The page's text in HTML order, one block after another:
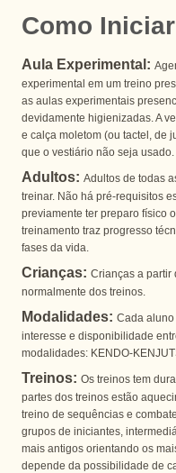
Como Iniciar
Aula Experimental:
experimental em um treino
as aulas experimentais
devidamente higienizadas. A
e calça moletom (ou tactel, de
que o vestiário não seja usado.
Adultos: Adultos de todas
treinar. Não há pré-requisitos
previamente ter preparo físico
treinamento traz progresso
fases da vida.
Crianças: Crianças a partir
normalmente dos treinos.
Modalidades: Cada aluno
interesse e disponibilidade
modalidades: KENDO-
Treinos: Os treinos tem
partes dos treinos estão
treino de sequências e
grupos de iniciantes,
mais antigos orientando os
depende da possibilidade de